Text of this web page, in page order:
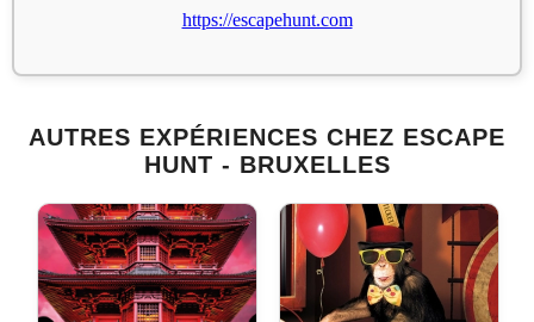
https://escapehunt.com
AUTRES EXPÉRIENCES CHEZ ESCAPE
HUNT - BRUXELLES